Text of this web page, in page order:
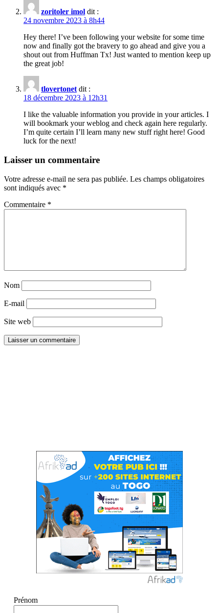
zoritoler imol dit :
24 novembre 2023 à 8h44
Hey there! I’ve been following your website for some time
now and finally got the bravery to go ahead and give you a
shout out from Huffman Tx! Just wanted to mention keep up
the great job!
tlovertonet dit :
18 décembre 2023 à 12h31
I like the valuable information you provide in your articles. I
will bookmark your weblog and check again here regularly.
I’m quite certain I’ll learn many new stuff right here! Good
luck for the next!
Laisser un commentaire
Votre adresse e-mail ne sera pas publiée. Les champs obligatoires
sont indiqués avec *
Commentaire *
Nom
E-mail
Site web
Prénom